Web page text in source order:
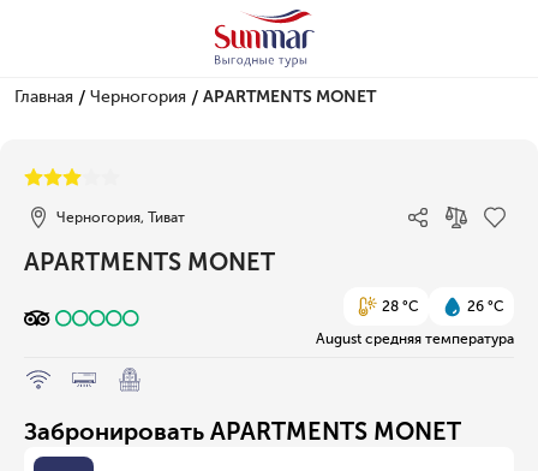
Главная / Черногория / APARTMENTS MONET
Черногория, Тиват
APARTMENTS MONET
28 °C
26 °C
August средняя температура
Забронировать APARTMENTS MONET